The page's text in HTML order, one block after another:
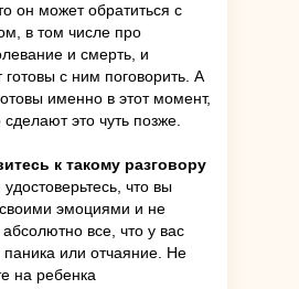
он может обратиться с
в том числе про
и смерть, и
готовы с ним поговорить. А
именно в этот момент,
это чуть позже.
к такому разговору
, удостоверьтесь, что вы
эмоциями и не
все, что у вас
паника или отчаяние. Не
на ребенка